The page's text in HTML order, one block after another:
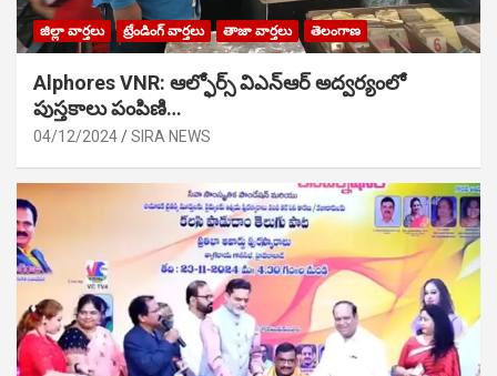
జిల్లా వార్తలు ట్రేండింగ్ వార్తలు తాజా వార్తలు తెలంగాణ
Alphores VNR: ఆల్ఫోర్స్ విఎన్ఆర్ అద్వర్యంలో
పుస్తకాలు పంపిణి…
04/12/2024 SIRA NEWS